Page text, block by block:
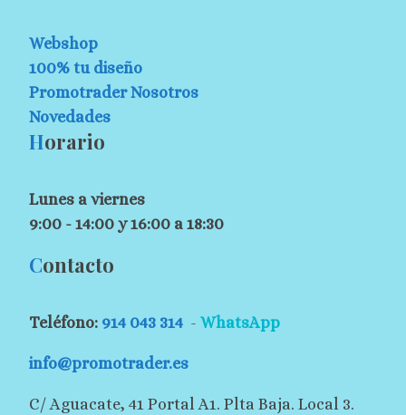
Webshop
100% tu diseño
Promotrader Nosotros
Novedades
Horario
Lunes a viernes
9:00 - 14:00 y 16:00 a 18:30
Contacto
Teléfono: 914 043 314 - WhatsApp
info@promotrader.es
C/ Aguacate, 41 Portal A1. Plta Baja. Local 3.